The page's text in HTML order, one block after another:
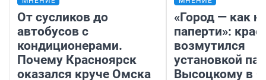
От сусликов до
автобусов с
кондиционерами.
Почему Красноярск
оказался круче Омска
«Город — как
паперти»:
возмутился
установкой
Высоцкому в